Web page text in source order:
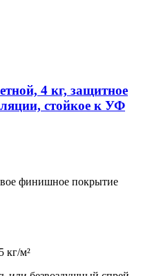
4 кг, защитное
стойкое к УФ
финишное покрытие
кг/м²